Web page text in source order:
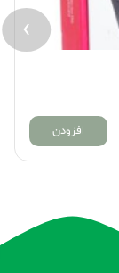
افزودن
›